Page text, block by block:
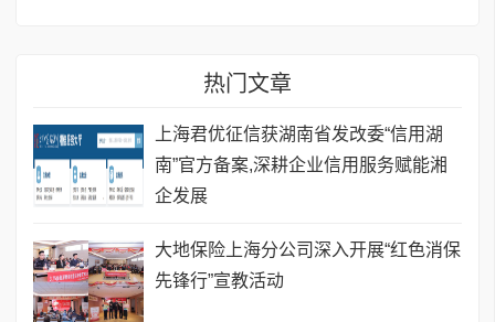
热门文章
上海君优征信获湖南省发改委“信用湖
南”官方备案,深耕企业信用服务赋能湘
企发展
大地保险上海分公司深入开展“红色消保
先锋行”宣教活动